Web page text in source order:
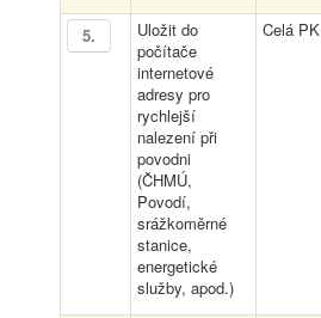
5.
Uložit do
počítače
internetové
adresy pro
rychlejší
nalezení při
povodni
(ČHMÚ,
Povodí,
srážkoměrné
stanice,
energetické
služby, apod.)
Celá PK